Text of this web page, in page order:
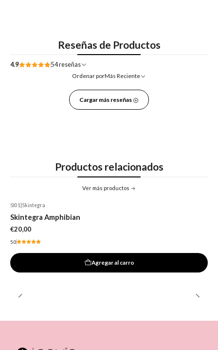
Reseñas de Productos
4.9
54 reseñas
Ordenar porMás Reciente
Cargar más reseñas
Productos relacionados
Ver más productos
SI01 Skintegra
Skintegra Amphibian
€20,00
5.0
Agregar al carro